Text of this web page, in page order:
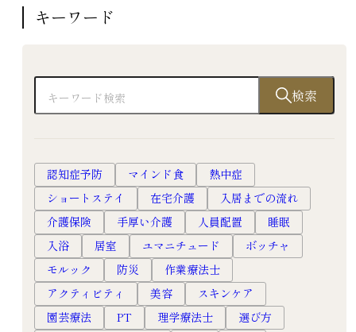
キーワード
検索
認知症予防 マインド食
熱中症
ショートステイ
在宅介護
入居までの流れ
介護保険
手厚い介護 人員配置
睡眠
入浴
居室 ユマニチュード
ボッチャ
モルック
防災
作業療法士
アクティビティ
美容
スキンケア
園芸療法
PT 理学療法士
選び方